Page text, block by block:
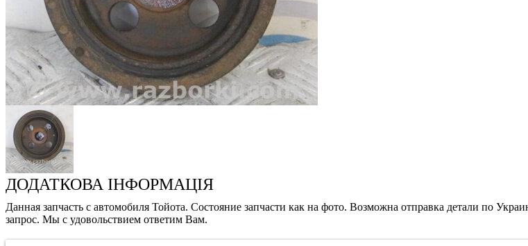
ДОДАТКОВА ІНФОРМАЦІЯ
Данная запчасть с автомобиля Тойота. Состояние запчасти как на фото. Возможна отправка детали по
запрос. Мы с удовольствием ответим Вам.